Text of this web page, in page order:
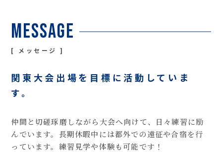
Message
メッセージ
関東大会出場を目標に活動していま
す。
仲間と切磋琢磨しながら大会へ向けて、日々練習に励
んでいます。長期休暇中には都外での遠征や合宿を行
っています。練習見学や体験も可能です！